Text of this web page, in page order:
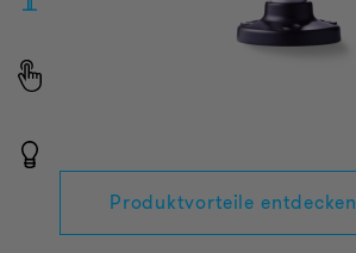
Produktvorteile entdecken